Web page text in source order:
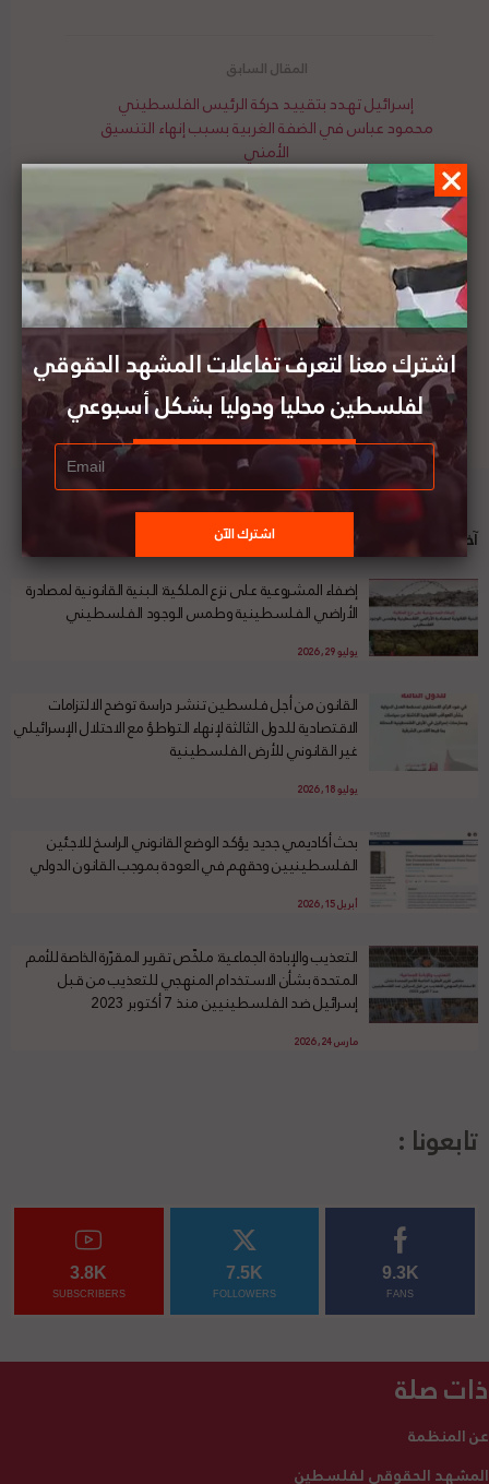
إسرائيل تهدد بتقييد حركة الرئيس الفلسطيني
محمود عباس في الضفة الغربية بسبب إنهاء التنسيق
الأمني
الحق تصدر بياناً تحذر فيه من استمرار تمديد حالة
الطوارئ غير الدستورية
آخر الأخبار
إضفاء المشروعية على نزع الملكية: البنية القانونية لمصادرة
الأراضي الفلسطينية وطمس الوجود الفلسطيني
يوليو 29, 2026
القانون من أجل فلسطين تنشر دراسة توضح الالتزامات
الاقتصادية للدول الثالثة لإنهاء التواطؤ مع الاحتلال الإسرائيلي
غير القانوني للأرض الفلسطينية
يوليو 18, 2026
بحث أكاديمي جديد يؤكد الوضع القانوني الراسخ للاجئين
الفلسطينيين وحقهم في العودة بموجب القانون الدولي
أبريل 15, 2026
التعذيب والإبادة الجماعية: ملخّص تقرير المقرّرة الخاصة للأمم
المتحدة بشأن الاستخدام المنهجي للتعذيب من قبل
إسرائيل ضد الفلسطينيين منذ 7 أكتوبر 2023
مارس 24, 2026
تابعونا :
9.3K
FANS
7.5K
FOLLOWERS
3.8K
SUBSCRIBERS
ذات صلة
عن المنظمة
المشهد الحقوقي لفلسطين
اشترك معنا لتعرف تفاعلات المشهد الحقوقي
لفلسطين محليا ودوليا بشكل أسبوعي